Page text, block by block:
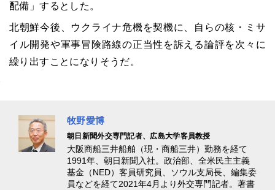
配備」するとした。
北朝鮮今後、ウクライナ危機を契機に、自らの核・ミサ
イル開発や軍事冒険路線の正当性を訴える論評を次々に
繰り出すことになりそうだ。
牧野愛博
朝日新聞外交専門記者、広島大学客員教授
大阪商船三井船舶（現・商船三井）勤務を経て
1991年、朝日新聞入社。政治部、全米民主主義
基金（NED）客員研究員、ソウル支局長、編集委
員などを経て2021年4月より外交専門記者。著書